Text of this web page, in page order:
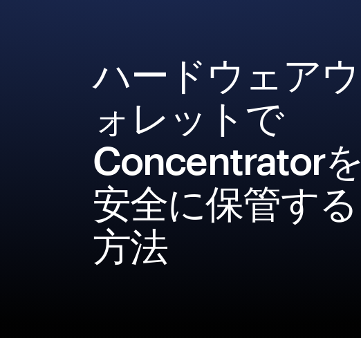
ハードウェアウ
ォレットで
Concentratorを
安全に保管する
方法